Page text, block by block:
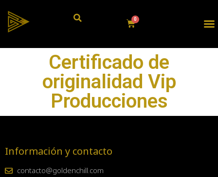
Certificado de
originalidad Vip
Producciones
Información y contacto
contacto@goldenchill.com